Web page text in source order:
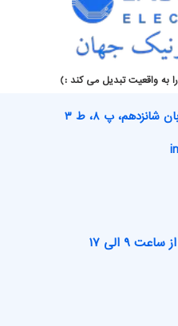
به واقعیت تبدیل می کند :)
پ ۸، ط ۳
۹ الی ۱۷